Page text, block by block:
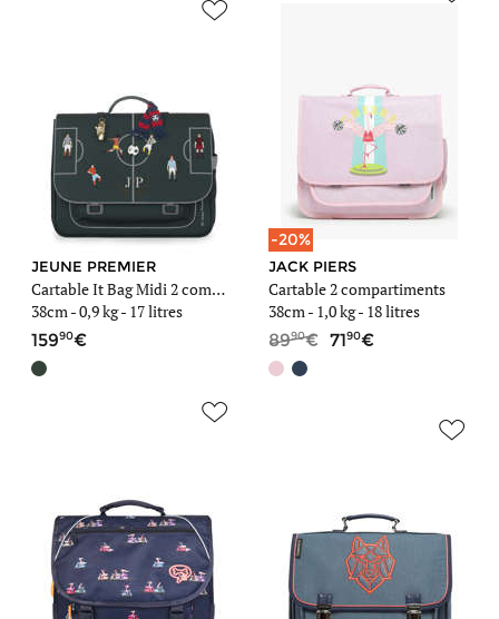
JEUNE PREMIER
Cartable It Bag Midi 2 compartiments
38cm -0,9 kg- 17 litres
15990
-20%
JACK PIERS
Cartable 2 compartiments
38cm - 1,0 kg- 18 litres
8990 7190